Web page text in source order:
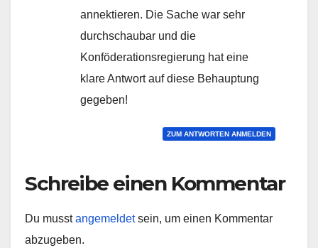
annektieren. Die Sache war sehr
durchschaubar und die
Konföderationsregierung hat eine
klare Antwort auf diese Behauptung
gegeben!
ZUM ANTWORTEN ANMELDEN
Schreibe einen Kommentar
Du musstangemeldetsein, um einen Kommentar
abzugeben.